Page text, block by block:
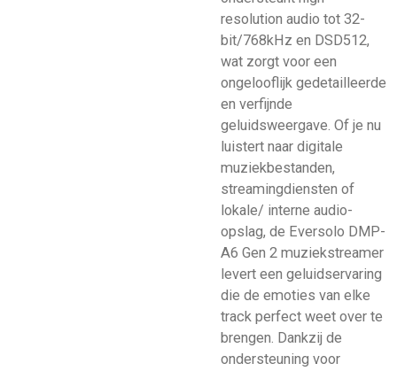
resolution audio tot 32-
bit/768kHz en DSD512,
wat zorgt voor een
ongelooflijk gedetailleerde
en verfijnde
geluidsweergave. Of je nu
luistert naar digitale
muziekbestanden,
streamingdiensten of
lokale/ interne audio-
opslag, de Eversolo DMP-
A6 Gen 2 muziekstreamer
levert een geluidservaring
die de emoties van elke
track perfect weet over te
brengen. Dankzij de
ondersteuning voor